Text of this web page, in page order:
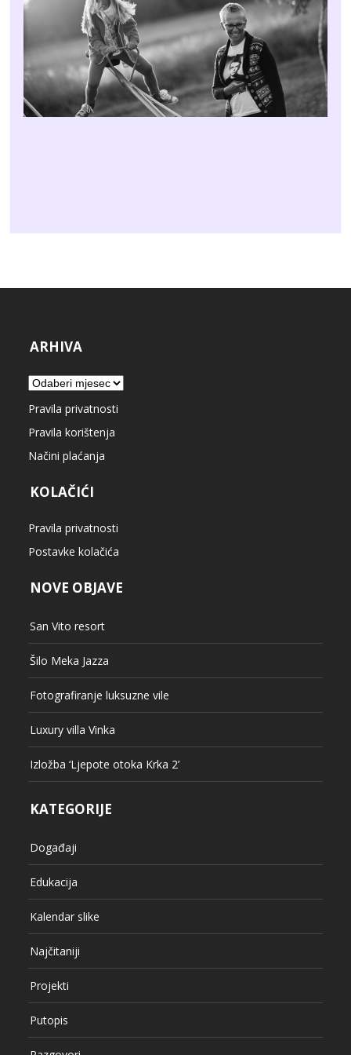
ARHIVA
Arhiva
Pravila privatnosti
Pravila korištenja
Načini plaćanja
KOLAČIĆI
Pravila privatnosti
Postavke kolačića
NOVE OBJAVE
San Vito resort
Šilo Meka Jazza
Fotografiranje luksuzne vile
Luxury villa Vinka
Izložba ‘Ljepote otoka Krka 2’
KATEGORIJE
Događaji
Edukacija
Kalendar slike
Najčitaniji
Projekti
Putopis